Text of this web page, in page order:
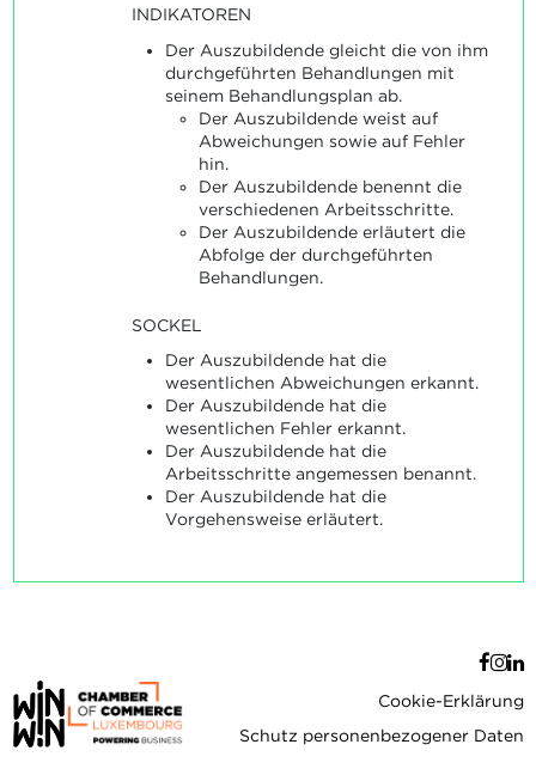
INDIKATOREN
Der Auszubildende gleicht die von ihm
durchgeführten Behandlungen mit
seinem Behandlungsplan ab.
Der Auszubildende weist auf
Abweichungen sowie auf Fehler
hin.
Der Auszubildende benennt die
verschiedenen Arbeitsschritte.
Der Auszubildende erläutert die
Abfolge der durchgeführten
Behandlungen.
SOCKEL
Der Auszubildende hat die
wesentlichen Abweichungen erkannt.
Der Auszubildende hat die
wesentlichen Fehler erkannt.
Der Auszubildende hat die
Arbeitsschritte angemessen benannt.
Der Auszubildende hat die
Vorgehensweise erläutert.
Cookie-Erklärung
Schutz personenbezogener Daten